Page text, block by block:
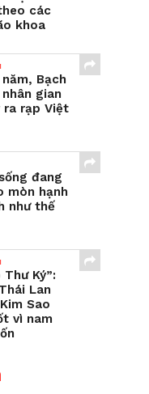
các
khoa
Bạch
gian
ra rạp Việt
đang
mòn hạnh
như thế
Thư Ký”:
Lan
Sao
vì nam